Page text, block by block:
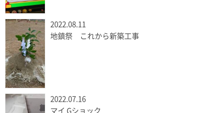
2022.08.11
地鎮祭 これから新築工事
2022.07.16
マイ Gショック